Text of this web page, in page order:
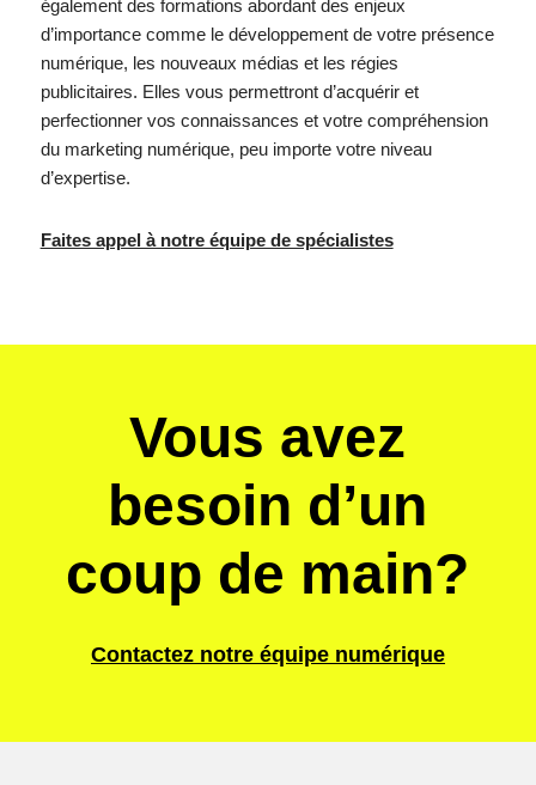
également des formations abordant des enjeux
d’importance comme le développement de votre présence
numérique, les nouveaux médias et les régies
publicitaires. Elles vous permettront d’acquérir et
perfectionner vos connaissances et votre compréhension
du marketing numérique, peu importe votre niveau
d’expertise.
Faites appel à notre équipe de spécialistes
Vous avez
besoin d’un
coup de main?
Contactez notre équipe numérique